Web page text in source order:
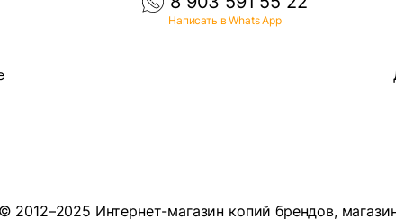
Написать в Whats App
© 2012–2025 Интернет-магазин копий брендов,